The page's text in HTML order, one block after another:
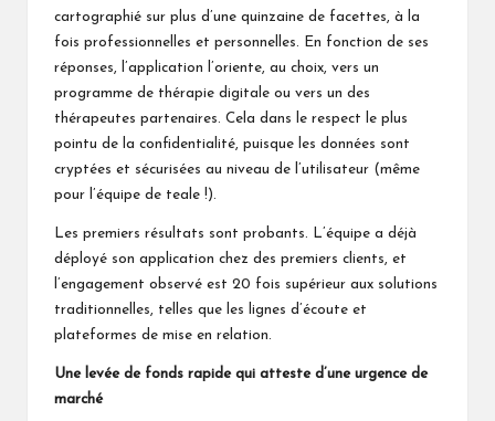
cartographié sur plus d’une quinzaine de facettes, à la
fois professionnelles et personnelles. En fonction de ses
réponses, l’application l’oriente, au choix, vers un
programme de thérapie digitale ou vers un des
thérapeutes partenaires. Cela dans le respect le plus
pointu de la confidentialité, puisque les données sont
cryptées et sécurisées au niveau de l’utilisateur (même
pour l’équipe de teale !).
Les premiers résultats sont probants. L’équipe a déjà
déployé son application chez des premiers clients, et
l’engagement observé est 20 fois supérieur aux solutions
traditionnelles, telles que les lignes d’écoute et
plateformes de mise en relation.
Une levée de fonds rapide qui atteste d’une urgence de
marché